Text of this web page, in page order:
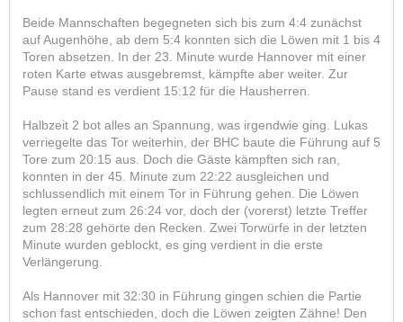
Beide Mannschaften begegneten sich bis zum 4:4 zunächst
auf Augenhöhe, ab dem 5:4 konnten sich die Löwen mit 1 bis 4
Toren absetzen. In der 23. Minute wurde Hannover mit einer
roten Karte etwas ausgebremst, kämpfte aber weiter. Zur
Pause stand es verdient 15:12 für die Hausherren.
Halbzeit 2 bot alles an Spannung, was irgendwie ging. Lukas
verriegelte das Tor weiterhin, der BHC baute die Führung auf 5
Tore zum 20:15 aus. Doch die Gäste kämpften sich ran,
konnten in der 45. Minute zum 22:22 ausgleichen und
schlussendlich mit einem Tor in Führung gehen. Die Löwen
legten erneut zum 26:24 vor, doch der (vorerst) letzte Treffer
zum 28:28 gehörte den Recken. Zwei Torwürfe in der letzten
Minute wurden geblockt, es ging verdient in die erste
Verlängerung.
Als Hannover mit 32:30 in Führung gingen schien die Partie
schon fast entschieden, doch die Löwen zeigten Zähne! Den